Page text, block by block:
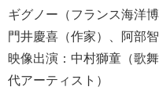
ギグノー（フランス海洋
門井慶喜（作家）、阿部智
映像出演：中村獅童（歌
代アーティスト）